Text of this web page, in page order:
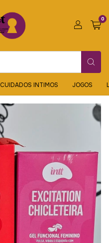
0
CUIDADOS INTIMOS JOGOS